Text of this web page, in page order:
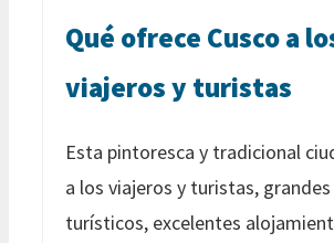
Qué ofrece Cusco a
viajeros y turistas
Esta pintoresca y tradicional
a los viajeros y turistas,
turísticos, excelentes